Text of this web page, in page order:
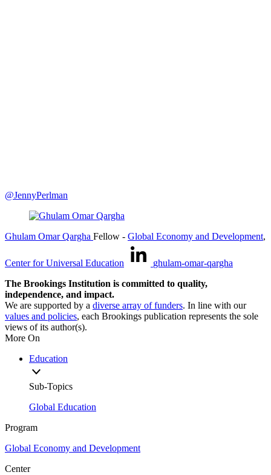
@JennyPerlman
Ghulam Omar Qargha Fellow - Global Economy and Development,
Center for Universal Education
ghulam-omar-qargha
The Brookings Institution is committed to quality,
independence, and impact.
We are supported by a diverse array of funders. In line with our
values and policies, each Brookings publication represents the sole
views of its author(s).
More On
Education
Sub-Topics
Global Education
Program
Global Economy and Development
Center